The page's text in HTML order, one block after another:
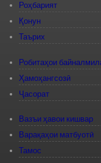
Роҳбарият
Қонун
Таърих
Робитаҳои
Ҳамоҳангсозӣ
Ҷасорат
Вазъи ҳавои кишвар
Варақаҳои матбуотӣ
Тамос